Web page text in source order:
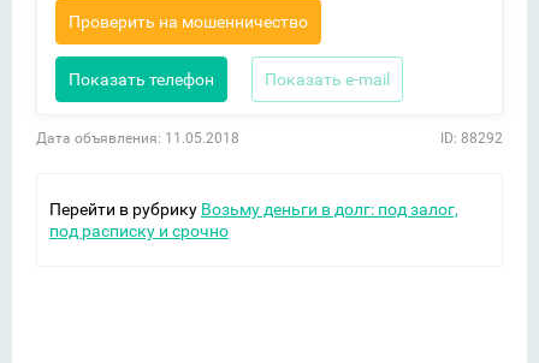
Проверить на мошенничество
Показать телефон Показать e-mail
Дата объявления: 11.05.2018 ID: 88292
Перейти в рубрику Возьму деньги в долг: под залог,
под расписку и срочно